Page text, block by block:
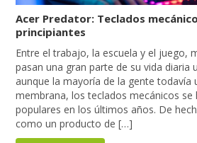
Acer Predator: Teclados
principiantes
Entre el trabajo, la escuela y el juego,
pasan una gran parte de su vida diaria
aunque la mayoría de la gente todavía
membrana, los teclados mecánicos
populares en los últimos años. De
como un producto de […]